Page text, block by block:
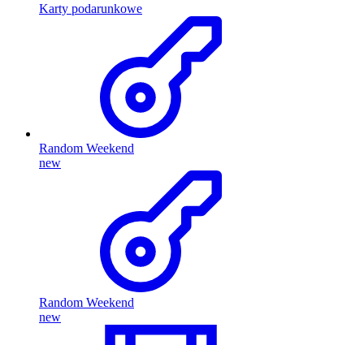
Karty podarunkowe
Random Weekend
new
Random Weekend
new